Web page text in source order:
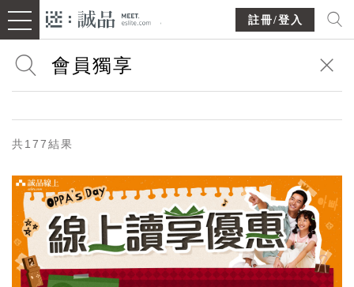
註冊/登入
共177結果